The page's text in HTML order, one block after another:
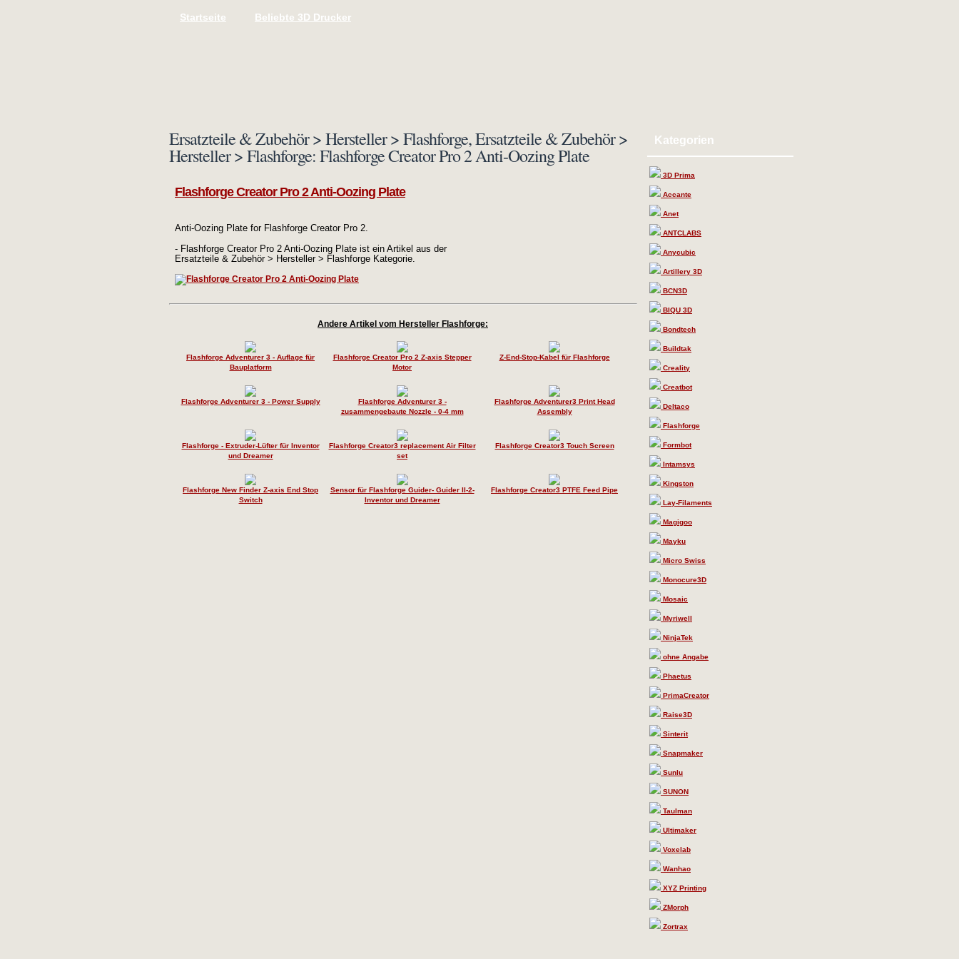
Startseite Beliebte 3D Drucker
Ersatzteile & Zubehör > Hersteller > Flashforge, Ersatzteile & Zubehör >
Hersteller > Flashforge: Flashforge Creator Pro 2 Anti-Oozing Plate
Flashforge Creator Pro 2 Anti-Oozing Plate
Anti-Oozing Plate for Flashforge Creator Pro 2.
- Flashforge Creator Pro 2 Anti-Oozing Plate ist ein Artikel aus der
Ersatzteile & Zubehör > Hersteller > Flashforge Kategorie.
Andere Artikel vom Hersteller Flashforge:
Flashforge Adventurer 3 - Auflage für
Bauplatform
Flashforge Creator Pro 2 Z-axis Stepper
Motor
Z-End-Stop-Kabel für Flashforge
Flashforge Adventurer 3 - Power Supply
Flashforge Adventurer 3 -
zusammengebaute Nozzle - 0-4 mm
Flashforge Adventurer3 Print Head
Assembly
Flashforge - Extruder-Lüfter für Inventor
und Dreamer
Flashforge Creator3 replacement Air Filter
set
Flashforge Creator3 Touch Screen
Flashforge New Finder Z-axis End Stop
Switch
Sensor für Flashforge Guider- Guider II-2-
Inventor und Dreamer
Flashforge Creator3 PTFE Feed Pipe
Kategorien
3D Prima
Accante
Anet
ANTCLABS
Anycubic
Artillery 3D
BCN3D
BIQU 3D
Bondtech
Buildtak
Creality
Creatbot
Deltaco
Flashforge
Formbot
Intamsys
Kingston
Lay-Filaments
Magigoo
Mayku
Micro Swiss
Monocure3D
Mosaic
Myriwell
NinjaTek
ohne Angabe
Phaetus
PrimaCreator
Raise3D
Sinterit
Snapmaker
Sunlu
SUNON
Taulman
Ultimaker
Voxelab
Wanhao
XYZ Printing
ZMorph
Zortrax